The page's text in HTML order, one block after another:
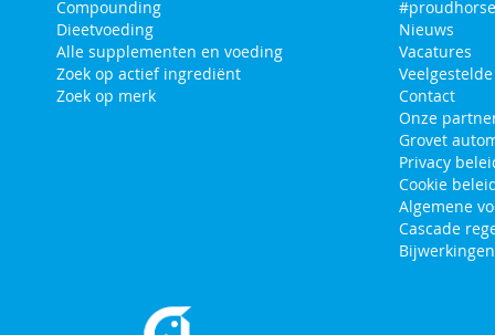
Compounding
Dieetvoeding
Alle supplementen en voeding
Zoek op actief ingrediënt
Zoek op merk
Nieuws
Vacatures
Contact
Onze
Grovet
Privacy
Cookie
Algemene
Cascade